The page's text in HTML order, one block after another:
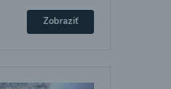
Zobraziť